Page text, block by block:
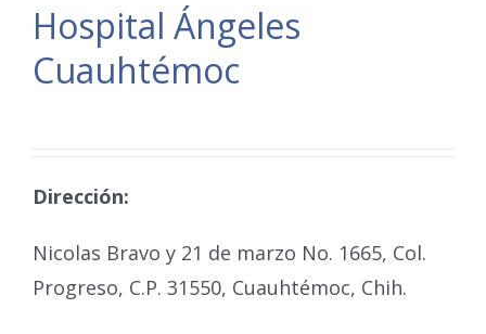
Hospital Ángeles
Cuauhtémoc
Dirección:
Nicolas Bravo y 21 de marzo No. 1665, Col.
Progreso, C.P. 31550, Cuauhtémoc, Chih.